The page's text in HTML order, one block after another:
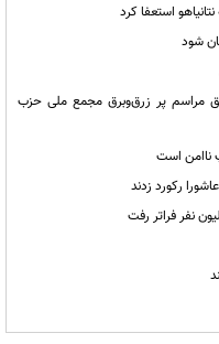
استعفا کرد
شود
مراسم پر زرق‌وبرق مجمع ملی حزب
ناامن است
رکورد زدند